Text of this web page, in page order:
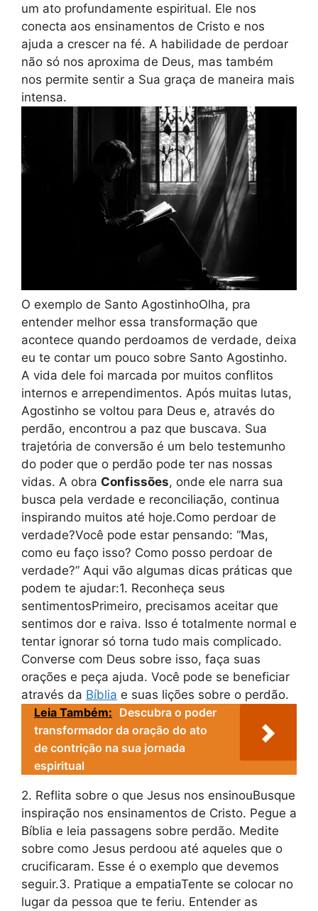
um ato profundamente espiritual. Ele nos
conecta aos ensinamentos de Cristo e nos
ajuda a crescer na fé. A habilidade de perdoar
não só nos aproxima de Deus, mas também
nos permite sentir a Sua graça de maneira mais
intensa.
O exemplo de Santo AgostinhoOlha, pra
entender melhor essa transformação que
acontece quando perdoamos de verdade, deixa
eu te contar um pouco sobre Santo Agostinho.
A vida dele foi marcada por muitos conflitos
internos e arrependimentos. Após muitas lutas,
Agostinho se voltou para Deus e, através do
perdão, encontrou a paz que buscava. Sua
trajetória de conversão é um belo testemunho
do poder que o perdão pode ter nas nossas
vidas. A obra Confissões, onde ele narra sua
busca pela verdade e reconciliação, continua
inspirando muitos até hoje.Como perdoar de
verdade?Você pode estar pensando: “Mas,
como eu faço isso? Como posso perdoar de
verdade?” Aqui vão algumas dicas práticas que
podem te ajudar:1. Reconheça seus
sentimentosPrimeiro, precisamos aceitar que
sentimos dor e raiva. Isso é totalmente normal e
tentar ignorar só torna tudo mais complicado.
Converse com Deus sobre isso, faça suas
orações e peça ajuda. Você pode se beneficiar
através da Bíblia e suas lições sobre o perdão.
Leia Também: Descubra o poder
transformador da oração do ato
de contrição na sua jornada
espiritual
2. Reflita sobre o que Jesus nos ensinouBusque
inspiração nos ensinamentos de Cristo. Pegue a
Bíblia e leia passagens sobre perdão. Medite
sobre como Jesus perdoou até aqueles que o
crucificaram. Esse é o exemplo que devemos
seguir.3. Pratique a empatiaTente se colocar no
lugar da pessoa que te feriu. Entender as